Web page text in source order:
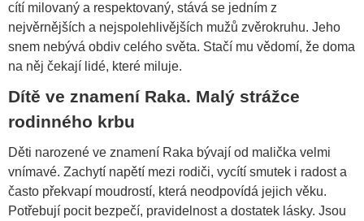
cítí milovaný a respektovaný, stává se jedním z
nejvěrnějších a nejspolehlivějších mužů zvěrokruhu. Jeho
snem nebývá obdiv celého světa. Stačí mu vědomí, že doma
na něj čekají lidé, které miluje.
Dítě ve znamení Raka. Malý strážce
rodinného krbu
Děti narozené ve znamení Raka bývají od malička velmi
vnímavé. Zachytí napětí mezi rodiči, vycítí smutek i radost a
často překvapí moudrostí, která neodpovídá jejich věku.
Potřebují pocit bezpečí, pravidelnost a dostatek lásky. Jsou